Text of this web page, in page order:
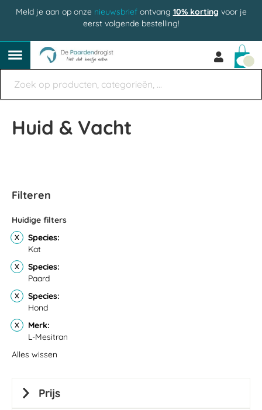
Meld je aan op onze nieuwsbriefontvang 10% korting voor je
eerst volgende bestelling!
Huid & Vacht
Filteren
Huidige filters
Species
Kat
Species
Paard
Species
Hond
Merk
L-Mesitran
Alles wissen
Prijs